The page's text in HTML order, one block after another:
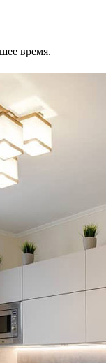
время.